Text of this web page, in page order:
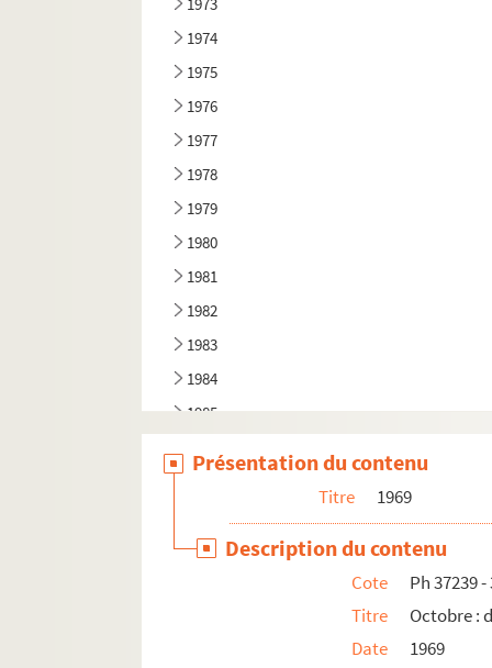
1974
1975
1976
1977
1978
1979
1980
1981
1982
1983
1984
1985
Présentation du contenu
Titre 1969
Description du contenu
Cote
Ph 37239 -
Titre
Octobre :
Date
1969